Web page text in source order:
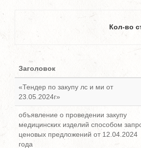
Кол-во
Заголовок
«Тендер по закупу лс и ми от
23.05.2024г»
объявление о проведении закупу
медицинских изделий способом
ценовых предложений от 12.04.2024
года